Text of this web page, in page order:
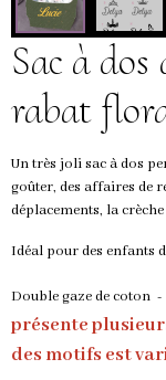
Sac à
rabat
Un très joli sac à dos
goûter, des affaires de
déplacements, la
Idéal pour des enfants
Double gaze de coton -
présente
des motifs est